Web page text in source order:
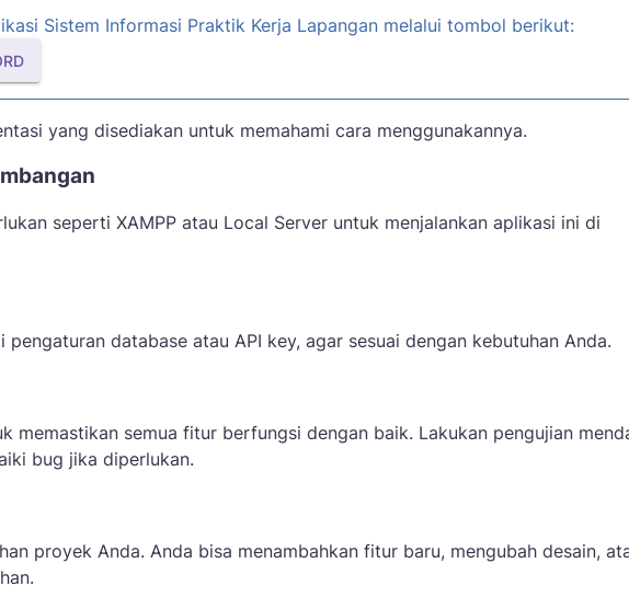
Sistem Informasi Praktik Kerja Lapangan melalui tombol berikut:
yang disediakan untuk memahami cara menggunakannya.
seperti XAMPP atau Local Server untuk menjalankan aplikasi ini di
database atau API key, agar sesuai dengan kebutuhan Anda.
memastikan semua fitur berfungsi dengan baik. Lakukan pengujian
bug jika diperlukan.
proyek Anda. Anda bisa menambahkan fitur baru, mengubah desain,